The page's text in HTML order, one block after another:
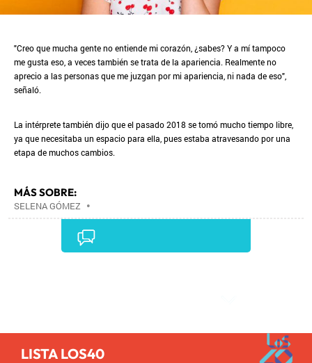
"Creo que mucha gente no entiende mi corazón, ¿sabes? Y a mí tampoco
me gusta eso, a veces también se trata de la apariencia. Realmente no
aprecio a las personas que me juzgan por mi apariencia, ni nada de eso",
señaló.
La intérprete también dijo que el pasado 2018 se tomó mucho tiempo libre,
ya que necesitaba un espacio para ella, pues estaba atravesando por una
etapa de muchos cambios.
MÁS SOBRE:
SELENA GÓMEZ •
LISTA LOS40